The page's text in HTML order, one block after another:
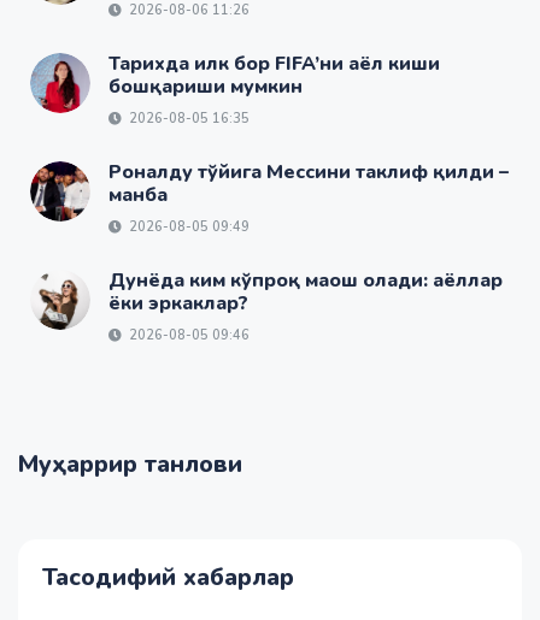
2026-08-06 11:26
Тарихда илк бор FIFA’ни аёл киши
бошқариши мумкин
2026-08-05 16:35
Роналду тўйига Мессини таклиф қилди –
манба
2026-08-05 09:49
Дунёда ким кўпроқ маош олади: аёллар
ёки эркаклар?
2026-08-05 09:46
Муҳаррир танлови
Тасодифий хабарлар